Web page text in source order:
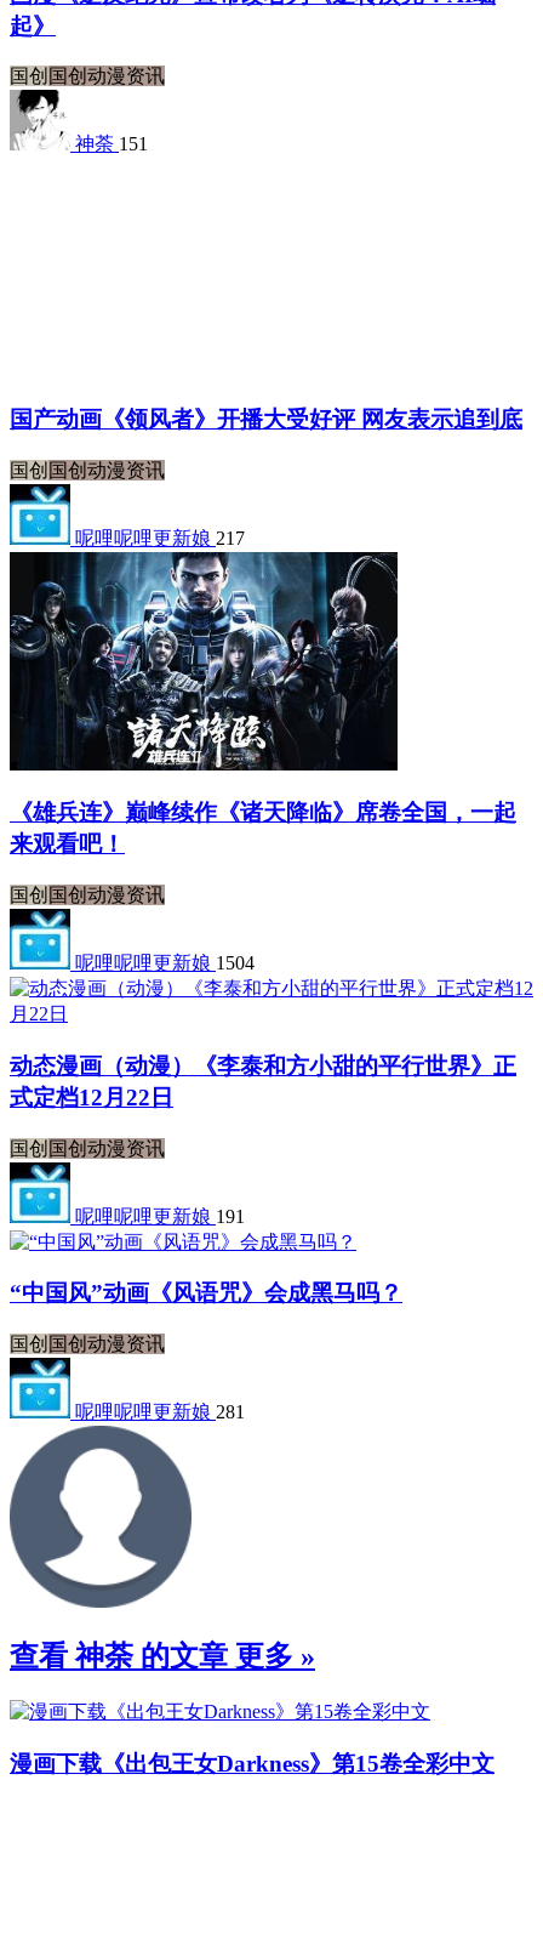
起》
国创 国创动漫资讯
神荼 151
国产动画《领风者》开播大受好评 网友表示追到底
国创 国创动漫资讯
呢哩呢哩更新娘 217
《雄兵连》巅峰续作《诸天降临》席卷全国，一起
来观看吧！
国创 国创动漫资讯
呢哩呢哩更新娘 1504
动态漫画（动漫）《李泰和方小甜的平行世界》正
式定档12月22日
国创 国创动漫资讯
呢哩呢哩更新娘 191
“中国风”动画《风语咒》会成黑马吗？
国创 国创动漫资讯
呢哩呢哩更新娘 281
查看 神荼 的文章 更多 »
漫画下载《出包王女Darkness》第15卷全彩中文